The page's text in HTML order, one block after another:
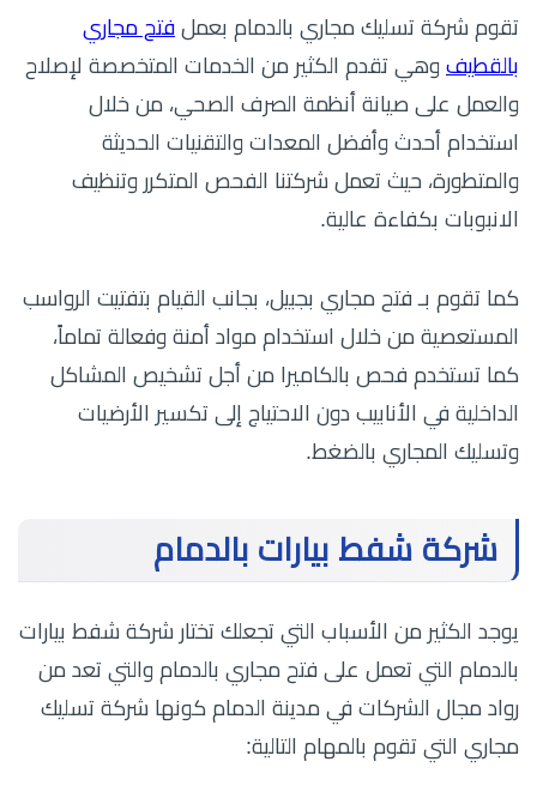
تقوم شركة تسليك مجاري بالدمام بعمل فتح مجاري
بالقطيفوهي تقدم الكثير من الخدمات المتخصصة لإصلاح
والعمل على صيانة أنظمة الصرف الصحي، من خلال
استخدام أحدث وأفضل المعدات والتقنيات الحديثة
والمتطورة، حيث تعمل شركتنا الفحص المتكرر وتنظيف
الانبوبات بكفاءة عالية.
كما تقوم بـفتح مجاري بجبيل،بجانب القيام بتفتيت الرواسب
المستعصية من خلال استخدام مواد أمنة وفعالة تماماً،
كما تستخدم فحص بالكاميرا من أجل تشخيص المشاكل
الداخلية في الأنابيب دون الاحتياج إلى تكسير الأرضيات
وتسليك المجاري بالضغط.
شركة شفط بيارات بالدمام
يوجد الكثير من الأسباب التي تجعلك تختار شركة شفط بيارات
بالدمام التي تعمل على فتح مجاري بالدمام والتي تعد من
رواد مجال الشركات في مدينة الدمام كونها شركة تسليك
مجاري التي تقوم بالمهام التالية: